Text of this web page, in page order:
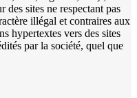
sites ne respectant pas
illégal et contraires aux
hypertextes vers des sites
par la société, quel que